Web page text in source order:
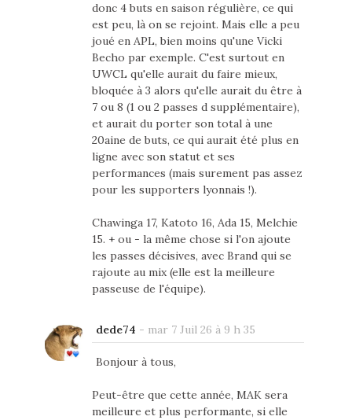
donc 4 buts en saison régulière, ce qui
est peu, là on se rejoint. Mais elle a peu
joué en APL, bien moins qu'une Vicki
Becho par exemple. C'est surtout en
UWCL qu'elle aurait du faire mieux,
bloquée à 3 alors qu'elle aurait du être à
7 ou 8 (1 ou 2 passes d supplémentaire),
et aurait du porter son total à une
20aine de buts, ce qui aurait été plus en
ligne avec son statut et ses
performances (mais surement pas assez
pour les supporters lyonnais !).
Chawinga 17, Katoto 16, Ada 15, Melchie
15. + ou - la même chose si l'on ajoute
les passes décisives, avec Brand qui se
rajoute au mix (elle est la meilleure
passeuse de l'équipe).
dede74 - mar 7 Juil 26 à 9 h 35
Bonjour à tous,
Peut-être que cette année, MAK sera
meilleure et plus performante, si elle